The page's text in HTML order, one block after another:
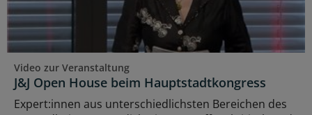
Video zur Veranstaltung
J&J Open House beim Hauptstadtkongress
Expert:innen aus unterschiedlichsten Bereichen des